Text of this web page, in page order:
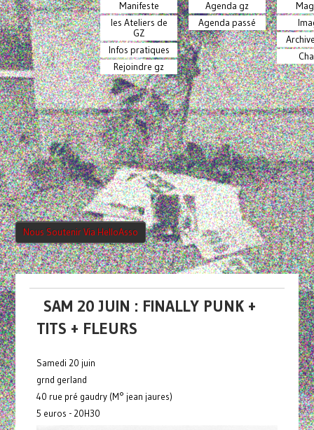
Manifeste
les Ateliers de
GZ
Infos pratiques
Rejoindre gz
Agenda gz
Agenda passé
Nous Soutenir Via HelloAsso
SAM 20 JUIN : FINALLY PUNK +
TITS + FLEURS
Samedi 20 juin
grnd gerland
40 rue pré gaudry (M° jean jaures)
5 euros - 20H30